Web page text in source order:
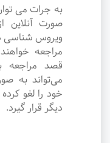
صورت
ویروس شناسی
مراجعه
قصد مراجعه
می‌تواند به
خود را لغو
دیگر قرار گیرد.